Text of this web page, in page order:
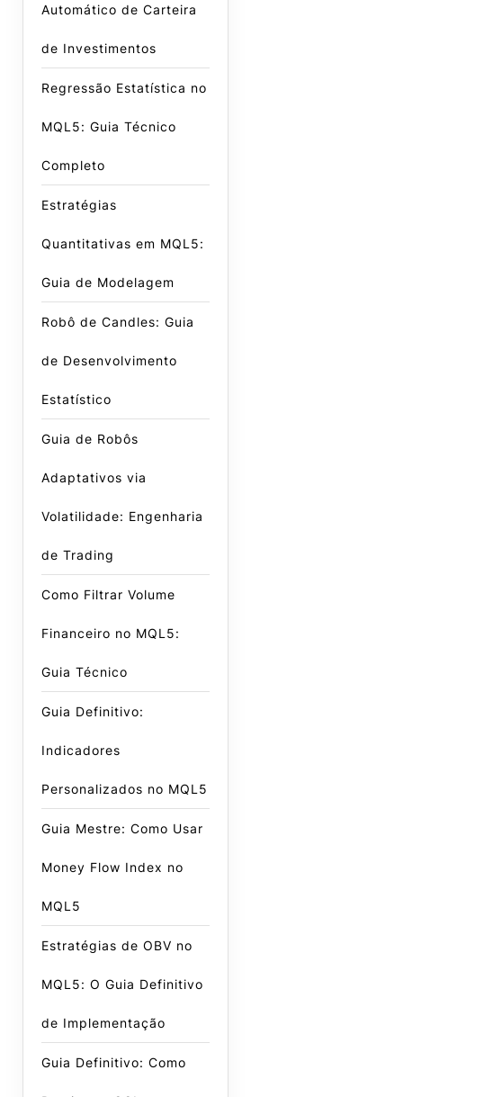
Automático de Carteira
de Investimentos
Regressão Estatística no
MQL5: Guia Técnico
Completo
Estratégias
Quantitativas em MQL5:
Guia de Modelagem
Robô de Candles: Guia
de Desenvolvimento
Estatístico
Guia de Robôs
Adaptativos via
Volatilidade: Engenharia
de Trading
Como Filtrar Volume
Financeiro no MQL5:
Guia Técnico
Guia Definitivo:
Indicadores
Personalizados no MQL5
Guia Mestre: Como Usar
Money Flow Index no
MQL5
Estratégias de OBV no
MQL5: O Guia Definitivo
de Implementação
Guia Definitivo: Como